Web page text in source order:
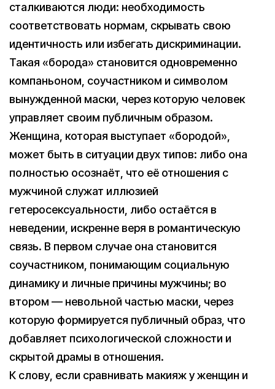
сталкиваются люди: необходимость
соответствовать нормам, скрывать свою
идентичность или избегать дискриминации.
Такая «борода» становится одновременно
компаньоном, соучастником и символом
вынужденной маски, через которую человек
управляет своим публичным образом.
Женщина, которая выступает «бородой»,
может быть в ситуации двух типов: либо она
полностью осознаёт, что её отношения с
мужчиной служат иллюзией
гетеросексуальности, либо остаётся в
неведении, искренне веря в романтическую
связь. В первом случае она становится
соучастником, понимающим социальную
динамику и личные причины мужчины; во
втором — невольной частью маски, через
которую формируется публичный образ, что
добавляет психологической сложности и
скрытой драмы в отношения.
К слову, если сравнивать макияж у женщин и